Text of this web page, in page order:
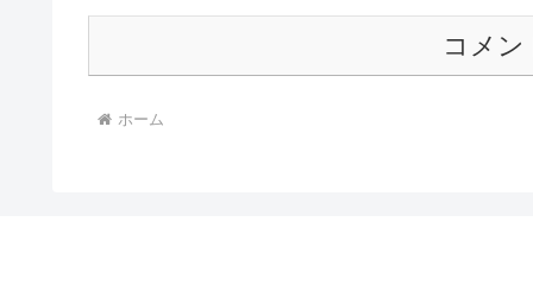
コメン
ホーム